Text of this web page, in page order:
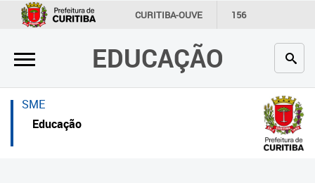
CURITIBA-OUVE 156
INFORMAÇÃO SECRETARIAS
EDUCAÇÃO
×
Inicial
Secretaria
Profissionais da educação
×
Inicial
Inicial
Secretaria
SME
Educação